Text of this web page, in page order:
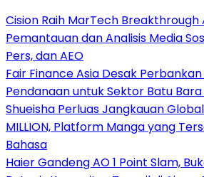
Cision Raih MarTech
Pemantauan dan Analisis Media
Pers, dan AEO
Fair Finance Asia Desak
Pendanaan untuk Sektor Batu Bara
Shueisha Perluas Jangkauan
MILLION, Platform Manga yang
Bahasa
Haier Gandeng AO 1 Point Slam,